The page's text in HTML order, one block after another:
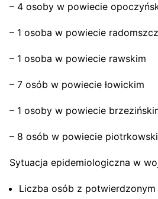
– 4 osoby w powiecie
– 1 osoba w powiecie
– 1 osoba w powiecie rawskim
– 7 osób w powiecie łowickim
– 1 osoby w powiecie
– 8 osób w powiecie
Sytuacja epidemiologiczna w
Liczba osób z potwierdzonym